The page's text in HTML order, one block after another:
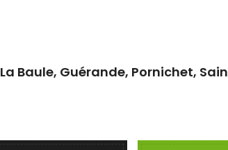
La Baule, Guérande, Pornichet,